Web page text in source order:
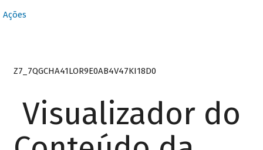
Ações
Z7_7QGCHA41LOR9E0AB4V47KI18D0
Visualizador do